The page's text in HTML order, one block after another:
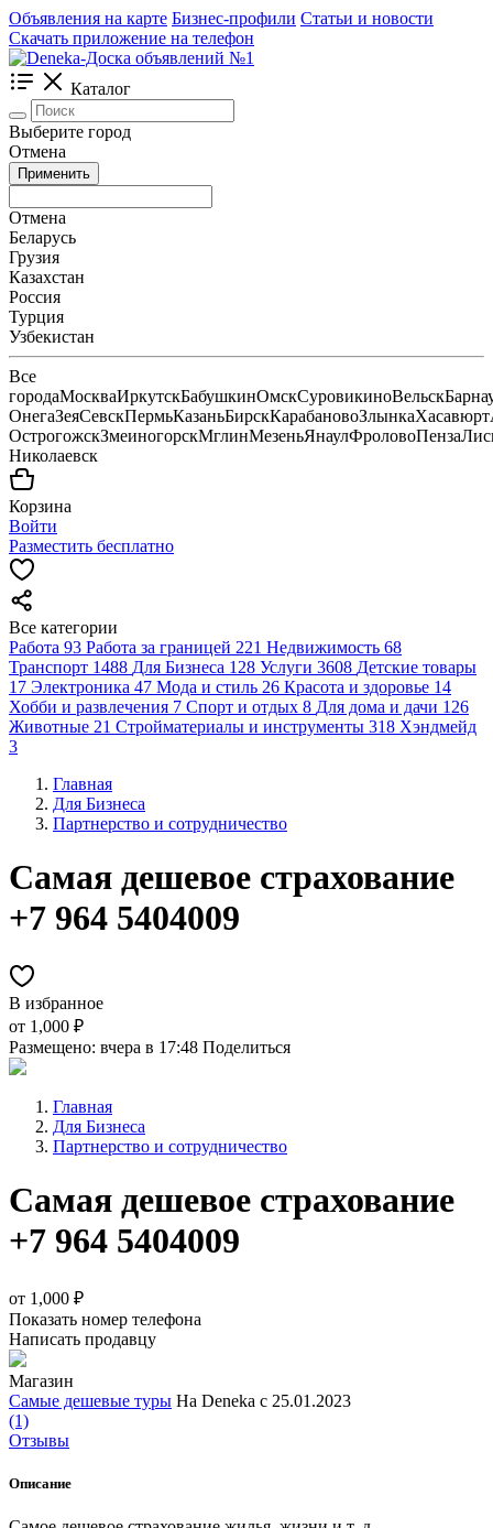
Объявления на карте Бизнес-профили Статьи и новости
Скачать приложение на телефон
Каталог
Выберите город
Отмена
Применить
Отмена
Беларусь
Грузия
Казахстан
Россия
Турция
Узбекистан
Все
городаМоскваИркутскБабушкинОмскСуровикиноВельск
ОнегаЗеяСевскПермьКазаньБирскКарабановоЗлынкаХасавюрт
ОстрогожскЗмеиногорскМглинМезеньЯнаулФроловоПенза
Николаевск
Корзина
Войти
Разместить бесплатно
Все категории
Работа 93 Работа за границей 221 Недвижимость 68
Транспорт 1488 Для Бизнеса 128 Услуги 3608 Детские товары
17 Электроника 47 Мода и стиль 26 Красота и здоровье 14
Хобби и развлечения 7 Спорт и отдых 8 Для дома и дачи 126
Животные 21 Стройматериалы и инструменты 318 Хэндмейд
3
Главная
Для Бизнеса
Партнерство и сотрудничество
Самая дешевое страхование
+7 964 5404009
В избранное
от 1,000 ₽
Размещено: вчера в 17:48 Поделиться
Главная
Для Бизнеса
Партнерство и сотрудничество
Самая дешевое страхование
+7 964 5404009
от 1,000 ₽
Показать номер телефона
Написать продавцу
Магазин
Самые дешевые туры На Deneka с 25.01.2023
(1)
Отзывы
Описание